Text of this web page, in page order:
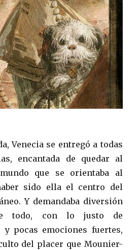
Venecia se entregó a todas
encantada de quedar al
que se orientaba al
sido ella el centro del
Y demandaba diversión
todo, con lo justo de
y pocas emociones fuertes,
del placer que Mounier-